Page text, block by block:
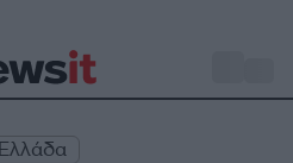
Ελλάδα